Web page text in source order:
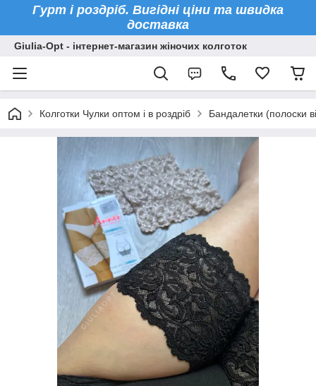
Гурт і роздріб. Вигідні ціни та швидка
доставка
Giulia-Opt - інтернет-магазин жіночих колготок
Колготки Чулки оптом і в роздріб Бандалетки (полоски